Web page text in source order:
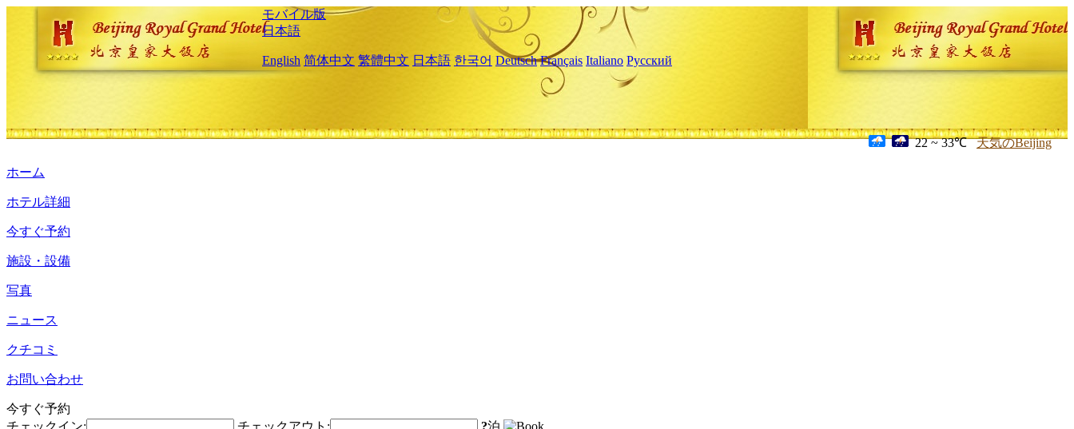
モバイル版
日本語
English 简体中文 繁體中文 日本語 한국어 Deutsch Français Italiano Русский
22 ~ 33℃ 天気のBeijing
ホーム
ホテル詳細
今すぐ予約
施設・設備
写真
ニュース
クチコミ
お問い合わせ
今すぐ予約
チェックイン:
チェックアウト: ?泊